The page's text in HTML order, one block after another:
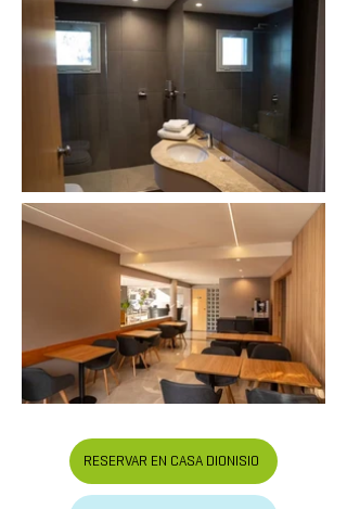
RESERVAR EN CASA DIONISIO